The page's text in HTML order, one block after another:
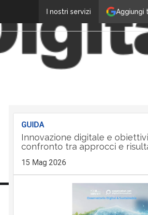
Aggiungi
I nostri servizi
GUIDA
Innovazione digitale e obiettivi
confronto tra approcci e
15 Mag 2026